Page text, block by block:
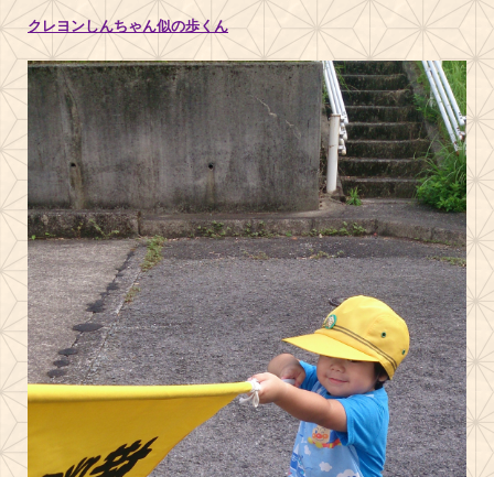
クレヨンしんちゃん似の歩くん